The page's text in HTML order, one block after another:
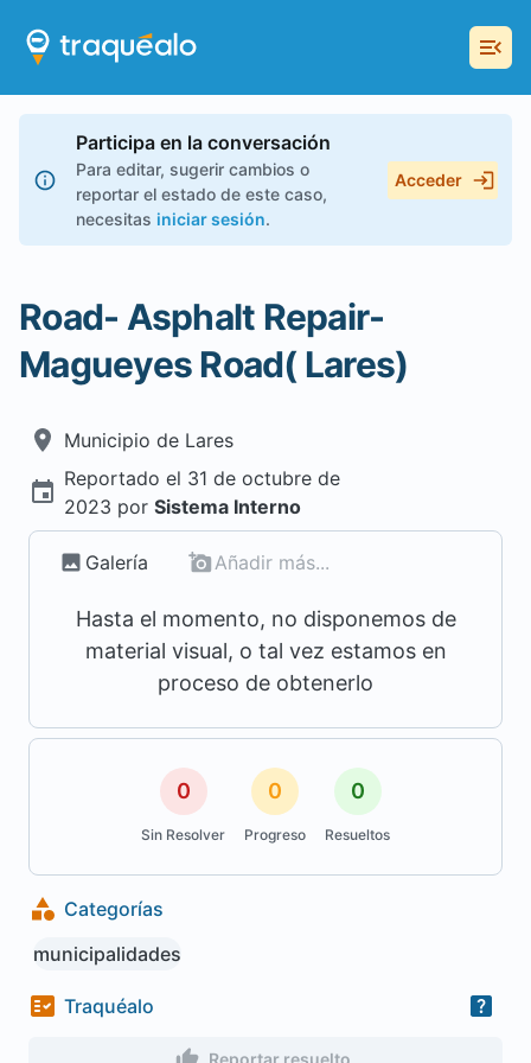
Participa en la conversación
Para editar, sugerir cambios o
reportar el estado de este caso,
necesitas iniciar sesión.
Acceder
Road- Asphalt Repair-
Magueyes Road( Lares)
Municipio de Lares
Reportado el 31 de octubre de
2023 por Sistema Interno
Galería Añadir más...
Hasta el momento, no disponemos de
material visual, o tal vez estamos en
proceso de obtenerlo
0
Sin Resolver
0
Progreso
0
Resueltos
Categorías
municipalidades
Traquéalo
Reportar resuelto